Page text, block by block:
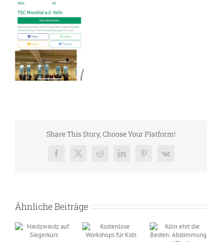
Share This Story, Choose Your Platform!
Facebook
X RedditLinkedInPinterest
Vk
Ähnliche Beiträge